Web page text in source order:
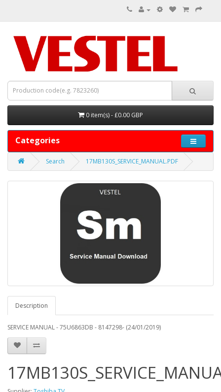
0 item(s) - £0.00 GBP
Categories
Search 17MB130S_SERVICE_MANUAL.PDF
Description
SERVICE MANUAL - 75U6863DB - 8147298- (24/01/2019)